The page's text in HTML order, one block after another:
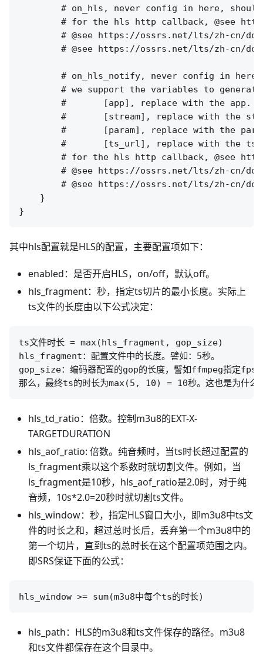
# on_hls, never config in here,
# for the hls http callback, @see
# @see https://ossrs.net/lts/zh-cn/
# @see https://ossrs.net/lts/zh-cn/
# on_hls_notify, never config in
# we support the variables to
        #       [app], replace with the app.
#       [stream], replace with the
#       [param], replace with the
#       [ts_url], replace with the ts
# for the hls http callback, @see
# @see https://ossrs.net/lts/zh-cn/
# @see https://ossrs.net/lts/zh-cn/
    }
其中hls配置就是HLS的配置，主要配置项如下：
enabled：是否开启HLS，on/off，默认off。
hls_fragment：秒，指定ts切片的最小长度。实际上
ts文件的长度由以下公式决定：
ts文件时长 = max(hls_fragment, gop_size)
hls_fragment：配置文件中的长度。譬如：5秒。
gop_size：编码器配置的gop的长度，譬如ffmpeg指定
hls_td_ratio：倍数。控制m3u8的EXT-X-
TARGETDURATION
hls_aof_ratio: 倍数。纯音频时，当ts时长超过配置的
ls_fragment乘以这个系数时就切割文件。例如，当
ls_fragment是10秒，hls_aof_ratio是2.0时，对于纯
音频，10s*2.0=20秒时就切割ts文件。
hls_window：秒，指定HLS窗口大小，即m3u8中ts文
件的时长之和，超过总时长后，丢弃第一个m3u8中的
第一个切片，直到ts的总时长在这个配置项范围之内。
即SRS保证下面的公式：
hls_path：HLS的m3u8和ts文件保存的路径。m3u8
和ts文件都保存在这个目录中。